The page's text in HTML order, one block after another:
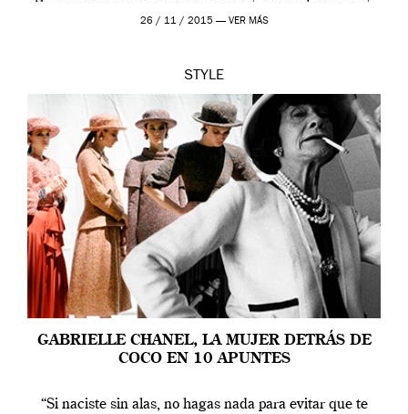
McLaine ni ninguna otra. A él […]
26 / 11 / 2015 — VER MÁS
STYLE
GABRIELLE CHANEL, LA MUJER DETRÁS DE
COCO EN 10 APUNTES
“Si naciste sin alas, no hagas nada para evitar que te